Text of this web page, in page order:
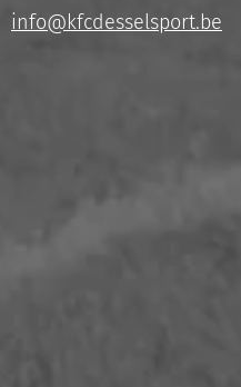
info@kfcdesselsport.be